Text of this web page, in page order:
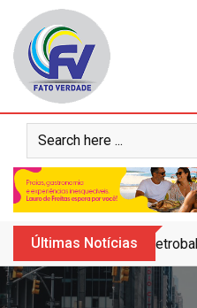
content
Últimas Notícias